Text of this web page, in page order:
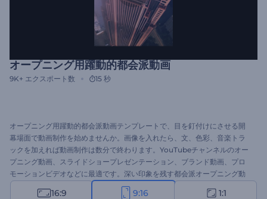
オープニング用躍動的都会派動画
9K+ エクスポート数 15 秒
オープニング用躍動的都会派動画テンプレートで、目を釘付けにさせる開
幕場面で動画制作を始めませんか。画像を入れたら、文、色彩、音楽トラ
ックを加えれば動画制作は数分で終わります。YouTubeチャンネルのオー
プニング動画、スライドショープレゼンテーション、ブランド動画、プロ
モーションビデオなどに最適です。深い印象を残す都会派オープニング動
16:9 9:16 1:1